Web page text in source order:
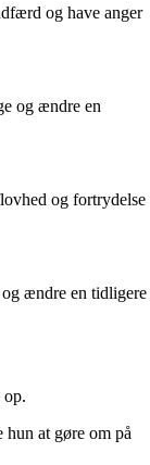
og have anger
og ændre en
og fortrydelse
ændre en tidligere
op.
at gøre om på